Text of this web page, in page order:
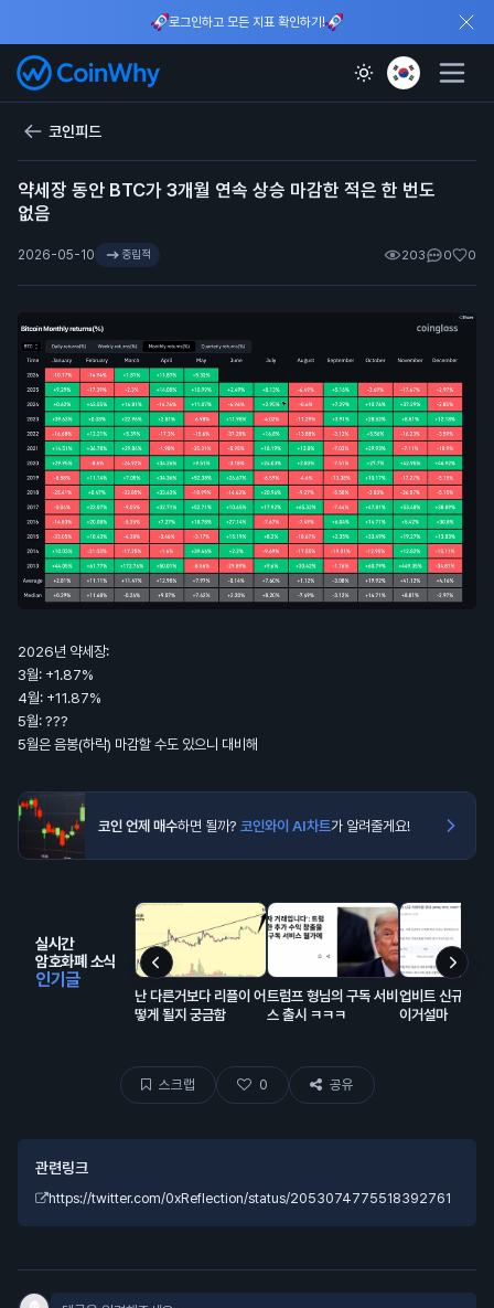
로그인하고 모든 지표 확인하기!
코인피드
약세장 동안 BTC가 3개월 연속 상승 마감한 적은 한 번도
없음
2026-05-10 중립적 203 0 0
2026년 약세장:
3월: +1.87%
4월: +11.87%
5월: ???
5월은 음봉(하락) 마감할 수도 있으니 대비해
코인 언제 매수하면 될까? 코인와이 AI차트가 알려줄게요!
실시간
암호화폐 소식
인기글
난 다른거보다 리플이 어
떻게 될지 궁금함
트럼프 형님의 구독 서비
스 출시 ㅋㅋㅋ
업비트 신규상장
이거설마
스크랩 0 공유
관련링크
https://twitter.com/0xReflection/status/2053074775518392761